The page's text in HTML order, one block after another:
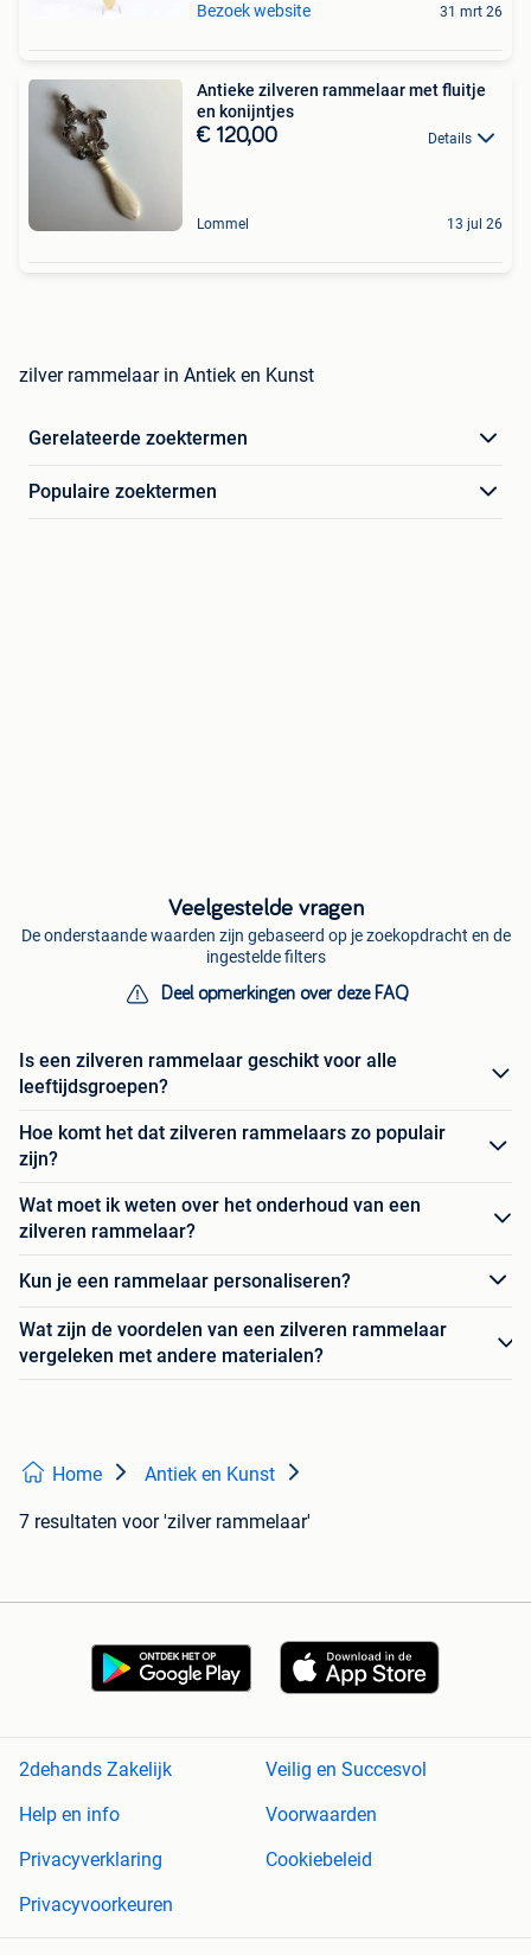
Bezoek website 31 mrt 26
Antieke zilveren rammelaar met fluitje
en konijntjes
€ 120,00 Details
Lommel 13 jul 26
zilver rammelaar in Antiek en Kunst
Gerelateerde zoektermen
Populaire zoektermen
Veelgestelde vragen
De onderstaande waarden zijn gebaseerd op je zoekopdracht en de
ingestelde filters
Deel opmerkingen over deze FAQ
Is een zilveren rammelaar geschikt voor alle
leeftijdsgroepen?
Hoe komt het dat zilveren rammelaars zo populair
zijn?
Wat moet ik weten over het onderhoud van een
zilveren rammelaar?
Kun je een rammelaar personaliseren?
Wat zijn de voordelen van een zilveren rammelaar
vergeleken met andere materialen?
Home Antiek en Kunst
7 resultaten voor 'zilver rammelaar'
2dehands Zakelijk
Veilig en Succesvol
Help en info
Voorwaarden
Privacyverklaring
Cookiebeleid
Privacyvoorkeuren